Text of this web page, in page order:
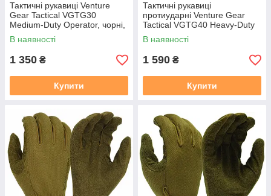
Тактичні рукавиці Venture
Gear Tactical VGTG30
Medium-Duty Operator, чорні,
розмір S (7)
В наявності
1 350 ₴
Купити
Тактичні рукавиці
протиударні Venture Gear
Tactical VGTG40 Heavy-Duty
Impact Operator, чорні, розмір
S (7)
В наявності
1 590 ₴
Купити